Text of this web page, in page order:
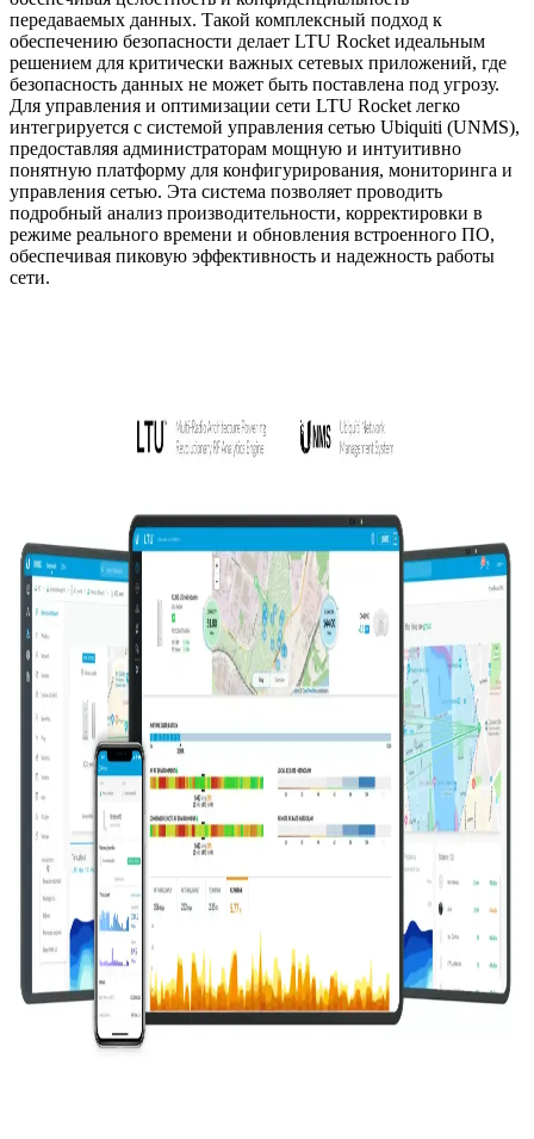
передаваемых данных. Такой комплексный подход к
обеспечению безопасности делает LTU Rocket идеальным
решением для критически важных сетевых приложений, где
безопасность данных не может быть поставлена под угрозу.
Для управления и оптимизации сети LTU Rocket легко
интегрируется с системой управления сетью Ubiquiti (UNMS),
предоставляя администраторам мощную и интуитивно
понятную платформу для конфигурирования, мониторинга и
управления сетью. Эта система позволяет проводить
подробный анализ производительности, корректировки в
режиме реального времени и обновления встроенного ПО,
обеспечивая пиковую эффективность и надежность работы
сети.